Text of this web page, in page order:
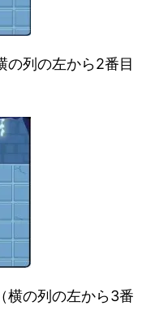
の列の左から2番目
横の列の左から3番